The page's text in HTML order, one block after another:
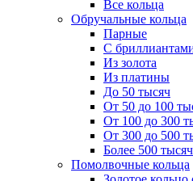
Все кольца
Обручальные кольца
Парные
С
Из золота
Из платины
До 50 тысяч
От 50 до 100
От 100 до 300
От 300 до 500
Более 500 тысяч
Помолвочные кольца